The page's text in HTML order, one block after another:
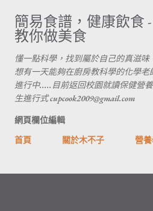
跳到主要
簡易食譜，健康飲食
教你做美食
懂一點科學，找到屬於自己的真滋味
想有一天能夠在廚房教科學的化學老
進行中.....目前返回校園就讀保健營
生進行式 cupcook2009@gmail.com
網頁欄位編輯
首頁
關於木不子 營